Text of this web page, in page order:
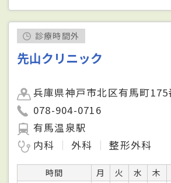
診療時間外
先山クリニック
兵庫県神戸市北区有馬町175
078-904-0716
有馬温泉駅
内科
外科 整形外科
時間 月 火 水 木